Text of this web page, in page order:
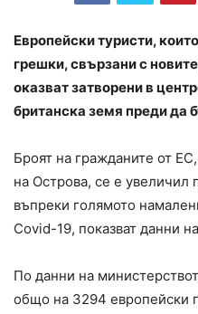
Европейски туристи,
грешки, свързани с
оказват затворени в
британска земя преди да
Броят на гражданите от
на Острова, се е увеличил
въпреки голямото
Covid-19, показват данни
По данни на
общо на 3294 европейски